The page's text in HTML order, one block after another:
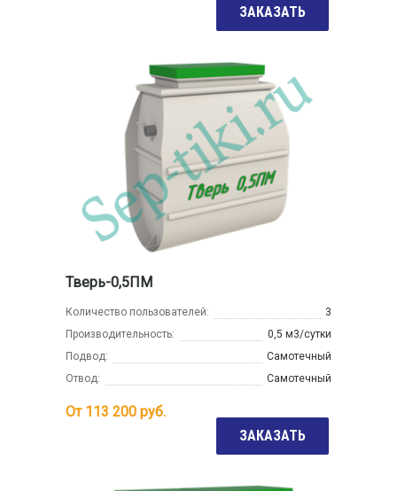
ЗАКАЗАТЬ
Тверь-0,5ПМ
Количество пользователей:
3
Производительность:
0,5 м3/сутки
Подвод:
Самотечный
Отвод:
Самотечный
От 113 200 руб.
ЗАКАЗАТЬ